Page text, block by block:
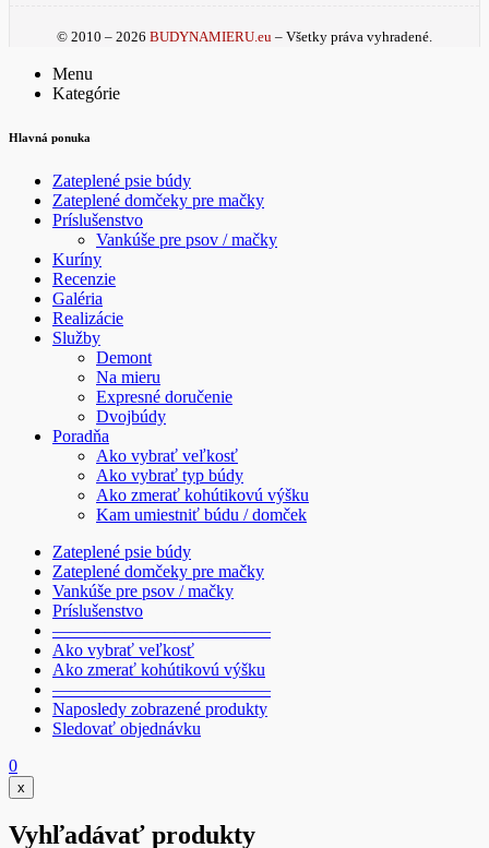
© 2010 – 2026 BUDYNAMIERU.eu – Všetky práva vyhradené.
Menu
Kategórie
Hlavná ponuka
Zateplené psie búdy
Zateplené domčeky pre mačky
Príslušenstvo
Vankúše pre psov / mačky
Kuríny
Recenzie
Galéria
Realizácie
Služby
Demont
Na mieru
Expresné doručenie
Dvojbúdy
Poradňa
Ako vybrať veľkosť
Ako vybrať typ búdy
Ako zmerať kohútikovú výšku
Kam umiestniť búdu / domček
Zateplené psie búdy
Zateplené domčeky pre mačky
Vankúše pre psov / mačky
Príslušenstvo
————————————–
Ako vybrať veľkosť
Ako zmerať kohútikovú výšku
————————————–
Naposledy zobrazené produkty
Sledovať objednávku
0
x
Vyhľadávať produkty